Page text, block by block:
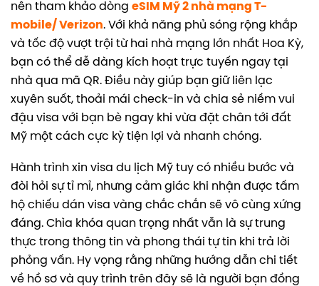
nên tham khảo dòng eSIM Mỹ 2 nhà mạng T-
mobile/ Verizon. Với khả năng phủ sóng rộng khắp
và tốc độ vượt trội từ hai nhà mạng lớn nhất Hoa Kỳ,
bạn có thể dễ dàng kích hoạt trực tuyến ngay tại
nhà qua mã QR. Điều này giúp bạn giữ liên lạc
xuyên suốt, thoải mái check-in và chia sẻ niềm vui
đậu visa với bạn bè ngay khi vừa đặt chân tới đất
Mỹ một cách cực kỳ tiện lợi và nhanh chóng.
Hành trình xin visa du lịch Mỹ tuy có nhiều bước và
đòi hỏi sự tỉ mỉ, nhưng cảm giác khi nhận được tấm
hộ chiếu dán visa vàng chắc chắn sẽ vô cùng xứng
đáng. Chìa khóa quan trọng nhất vẫn là sự trung
thực trong thông tin và phong thái tự tin khi trả lời
phỏng vấn. Hy vọng rằng những hướng dẫn chi tiết
về hồ sơ và quy trình trên đây sẽ là người bạn đồng